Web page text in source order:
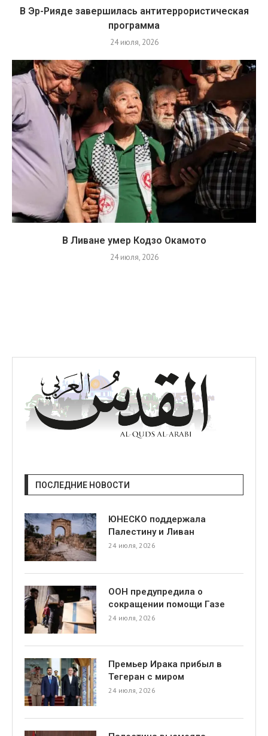
В Эр-Рияде завершилась антитеррористическая
программа
24 июля, 2026
В Ливане умер Кодзо Окамото
24 июля, 2026
ПОСЛЕДНИЕ НОВОСТИ
ЮНЕСКО поддержала
Палестину и Ливан
24 июля, 2026
ООН предупредила о
сокращении помощи Газе
24 июля, 2026
Премьер Ирака прибыл в
Тегеран с миром
24 июля, 2026